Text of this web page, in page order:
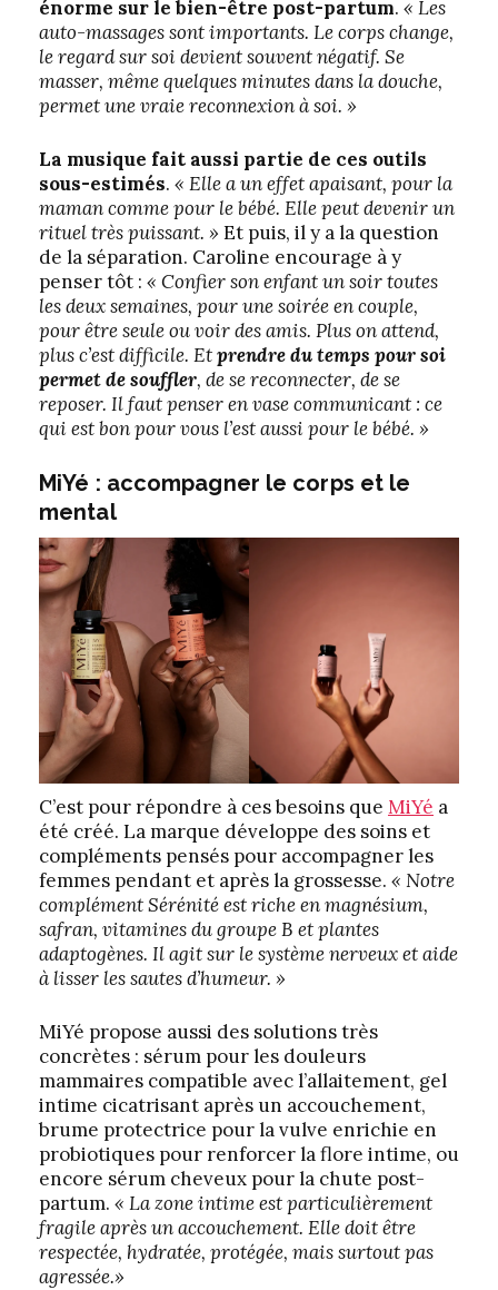
énorme sur le bien-être post-partum. « Les
auto-massages sont importants. Le corps change,
le regard sur soi devient souvent négatif. Se
masser, même quelques minutes dans la douche,
permet une vraie reconnexion à soi. »
La musique fait aussi partie de ces outils
sous-estimés. « Elle a un effet apaisant, pour la
maman comme pour le bébé. Elle peut devenir un
rituel très puissant. » Et puis, il y a la question
de la séparation. Caroline encourage à y
penser tôt : « Confier son enfant un soir toutes
les deux semaines, pour une soirée en couple,
pour être seule ou voir des amis. Plus on attend,
plus c’est difficile. Etprendre du temps pour soi
permet de souffler, de se reconnecter, de se
reposer. Il faut penser en vase communicant : ce
qui est bon pour vous l’est aussi pour le bébé. »
MiYé : accompagner le corps et le
mental
C’est pour répondre à ces besoins que MiYé a
été créé. La marque développe des soins et
compléments pensés pour accompagner les
femmes pendant et après la grossesse. « Notre
complément Sérénité est riche en magnésium,
safran, vitamines du groupe B et plantes
adaptogènes. Il agit sur le système nerveux et aide
à lisser les sautes d’humeur. »
MiYé propose aussi des solutions très
concrètes : sérum pour les douleurs
mammaires compatible avec l’allaitement, gel
intime cicatrisant après un accouchement,
brume protectrice pour la vulve enrichie en
probiotiques pour renforcer la flore intime, ou
encore sérum cheveux pour la chute post-
partum. « La zone intime est particulièrement
fragile après un accouchement. Elle doit être
respectée, hydratée, protégée, mais surtout pas
agressée.»